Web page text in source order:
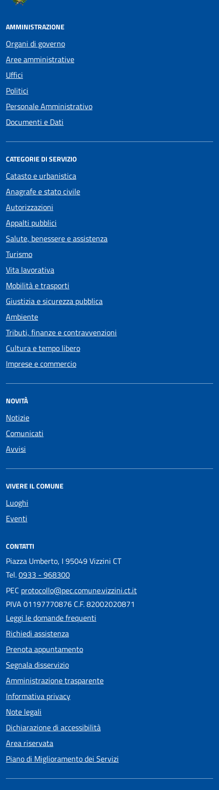
AMMINISTRAZIONE
Organi di governo
Aree amministrative
Uffici
Politici
Personale Amministrativo
Documenti e Dati
CATEGORIE DI SERVIZIO
Catasto e urbanistica
Anagrafe e stato civile
Autorizzazioni
Appalti pubblici
Salute, benessere e assistenza
Turismo
Vita lavorativa
Mobilità e trasporti
Giustizia e sicurezza pubblica
Ambiente
Tributi, finanze e contravvenzioni
Cultura e tempo libero
Imprese e commercio
NOVITÀ
Notizie
Comunicati
Avvisi
VIVERE IL COMUNE
Luoghi
Eventi
CONTATTI
Piazza Umberto, I 95049 Vizzini CT
Tel.0933 - 968300
PEC protocollo@pec.comune.vizzini.ct.it
PIVA 01197770876 C.F. 82002020871
Leggi le domande frequenti
Richiedi assistenza
Prenota appuntamento
Segnala disservizio
Amministrazione trasparente
Informativa privacy
Note legali
Dichiarazione di accessibilità
Area riservata
Piano di Miglioramento dei Servizi